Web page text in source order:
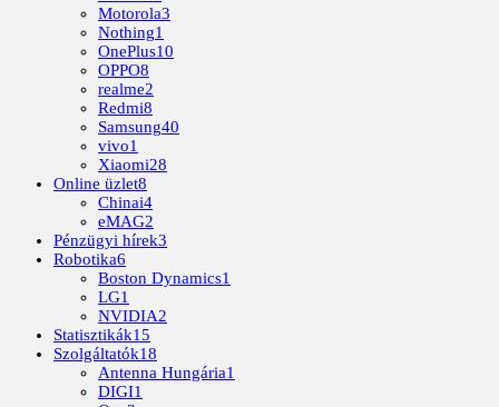
Motorola3
Nothing1
OnePlus10
OPPO8
realme2
Redmi8
Samsung40
vivo1
Xiaomi28
Online üzlet8
Chinai4
eMAG2
Pénzügyi hírek3
Robotika6
Boston Dynamics1
LG1
NVIDIA2
Statisztikák15
Szolgáltatók18
Antenna Hungária1
DIGI1